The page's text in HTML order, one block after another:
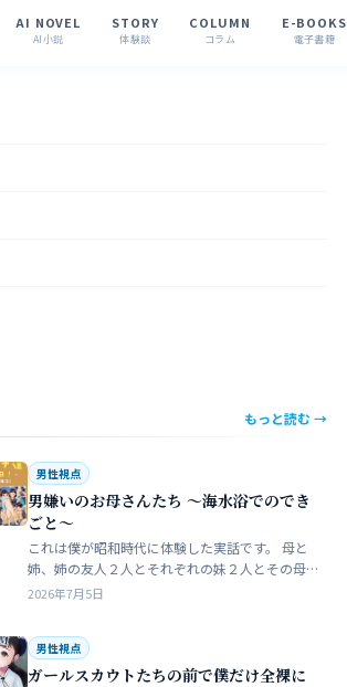
AI NOVEL
AI小説
STORY
体験談
COLUMN
コラム
E-BOOKS
電子書籍
もっと読む →
男性視点
男嫌いのお母さんたち 〜海水浴でのでき
ごと〜
これは僕が昭和時代に体験した実話です。 母と
姉、姉の友人２人とそれぞれの妹２人とその母
親達、計9人で海水浴に行きました。当時、僕は
2026年7月5日
男性視点
ガールスカウトたちの前で僕だけ全裸に